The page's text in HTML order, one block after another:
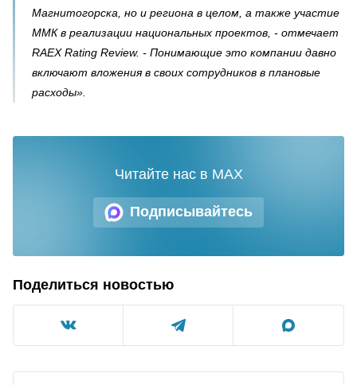
Магнитогорска, но и региона в целом, а также участие
ММК в реализации национальных проектов, - отмечает
RAEX Rating Review. - Понимающие это компании давно
включают вложения в своих сотрудников в плановые
расходы».
Подписывайтесь
Читайте нас в MAX
Поделиться новостью